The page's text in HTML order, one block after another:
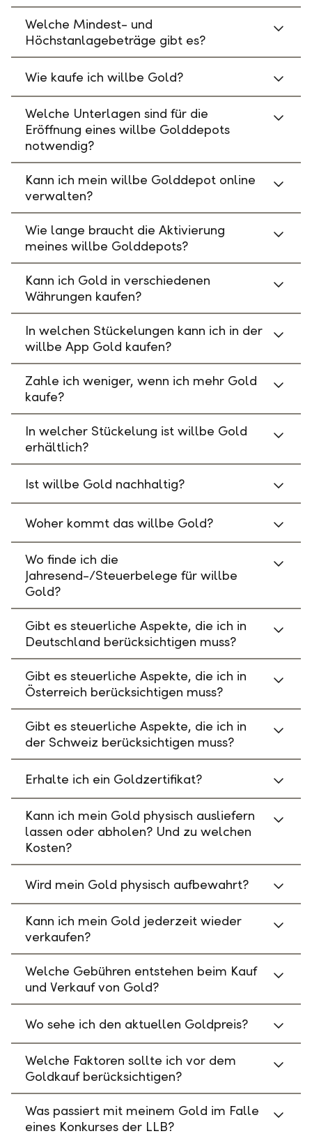
Welche Mindest- und
Höchstanlagebeträge gibt es?
Wie kaufe ich willbe Gold?
Welche Unterlagen sind für die
Eröffnung eines willbe Golddepots
notwendig?
Kann ich mein willbe Golddepot online
verwalten?
Wie lange braucht die Aktivierung
meines willbe Golddepots?
Kann ich Gold in verschiedenen
Währungen kaufen?
In welchen Stückelungen kann ich in der
willbe App Gold kaufen?
Zahle ich weniger, wenn ich mehr Gold
kaufe?
In welcher Stückelung ist willbe Gold
erhältlich?
Ist willbe Gold nachhaltig?
Woher kommt das willbe Gold?
Wo finde ich die
Jahresend-/Steuerbelege für willbe
Gold?
Gibt es steuerliche Aspekte, die ich in
Deutschland berücksichtigen muss?
Gibt es steuerliche Aspekte, die ich in
Österreich berücksichtigen muss?
Gibt es steuerliche Aspekte, die ich in
der Schweiz berücksichtigen muss?
Erhalte ich ein Goldzertifikat?
Kann ich mein Gold physisch ausliefern
lassen oder abholen? Und zu welchen
Kosten?
Wird mein Gold physisch aufbewahrt?
Kann ich mein Gold jederzeit wieder
verkaufen?
Welche Gebühren entstehen beim Kauf
und Verkauf von Gold?
Wo sehe ich den aktuellen Goldpreis?
Welche Faktoren sollte ich vor dem
Goldkauf berücksichtigen?
Was passiert mit meinem Gold im Falle
eines Konkurses der LLB?